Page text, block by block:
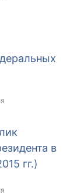
в
гг.)